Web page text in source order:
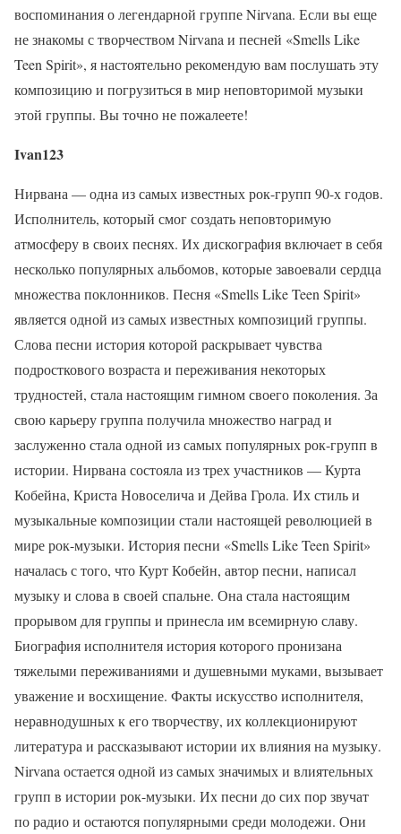
воспоминания о легендарной группе Nirvana. Если вы еще
не знакомы с творчеством Nirvana и песней «Smells Like
Teen Spirit», я настоятельно рекомендую вам послушать эту
композицию и погрузиться в мир неповторимой музыки
этой группы. Вы точно не пожалеете!
Ivan123
Нирвана — одна из самых известных рок-групп 90-х годов.
Исполнитель, который смог создать неповторимую
атмосферу в своих песнях. Их дискография включает в себя
несколько популярных альбомов, которые завоевали сердца
множества поклонников. Песня «Smells Like Teen Spirit»
является одной из самых известных композиций группы.
Слова песни история которой раскрывает чувства
подросткового возраста и переживания некоторых
трудностей, стала настоящим гимном своего поколения. За
свою карьеру группа получила множество наград и
заслуженно стала одной из самых популярных рок-групп в
истории. Нирвана состояла из трех участников — Курта
Кобейна, Криста Новоселича и Дейва Грола. Их стиль и
музыкальные композиции стали настоящей революцией в
мире рок-музыки. История песни «Smells Like Teen Spirit»
началась с того, что Курт Кобейн, автор песни, написал
музыку и слова в своей спальне. Она стала настоящим
прорывом для группы и принесла им всемирную славу.
Биография исполнителя история которого пронизана
тяжелыми переживаниями и душевными муками, вызывает
уважение и восхищение. Факты искусство исполнителя,
неравнодушных к его творчеству, их коллекционируют
литература и рассказывают истории их влияния на музыку.
Nirvana остается одной из самых значимых и влиятельных
групп в истории рок-музыки. Их песни до сих пор звучат
по радио и остаются популярными среди молодежи. Они